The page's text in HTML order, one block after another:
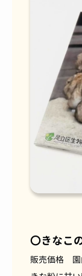
〇きなこ
販売価格 園